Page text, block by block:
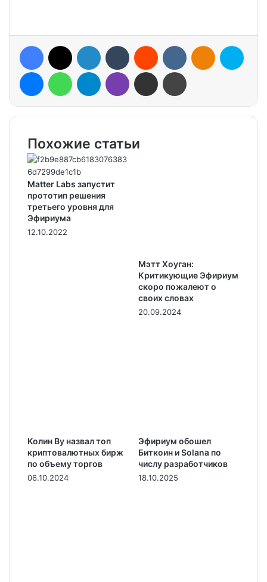
Похожие статьи
Matter Labs запустит
прототип решения
третьего уровня для
Эфириума
12.10.2022
Мэтт Хоуган:
Критикующие Эфириум
скоро пожалеют о
своих словах
20.09.2024
Колин Ву назвал топ
криптовалютных бирж
по объему торгов
06.10.2024
Эфириум обошел
Биткоин и Solana по
числу разработчиков
18.10.2025